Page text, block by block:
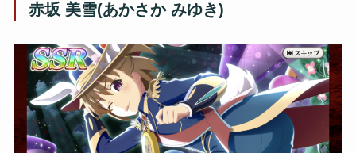
赤坂 美雪(あかさか みゆき)